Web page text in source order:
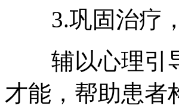
3.巩固治疗
辅以心理引导
才能，帮助患者